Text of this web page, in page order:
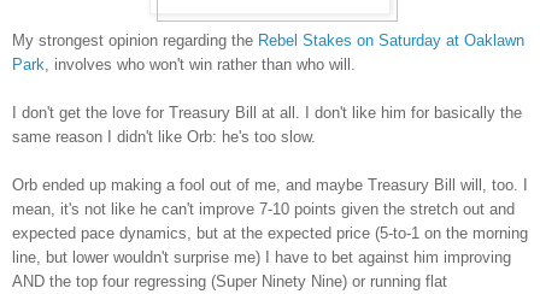
My strongest opinion regarding the Rebel Stakes on Saturday at Oaklawn
Park , involves who won't win rather than who will.
I don't get the love for Treasury Bill at all. I don't like him for basically the
same reason I didn't like Orb: he's too slow.
Orb ended up making a fool out of me, and maybe Treasury Bill will, too. I
mean, it's not like he can't improve 7-10 points given the stretch out and
expected pace dynamics, but at the expected price (5-to-1 on the morning
line, but lower wouldn't surprise me) I have to bet against him improving
AND the top four regressing (Super Ninety Nine) or running flat